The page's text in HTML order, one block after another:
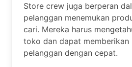
Store crew juga berperan
pelanggan menemukan
cari. Mereka harus
toko dan dapat memberikan
pelanggan dengan cepat.